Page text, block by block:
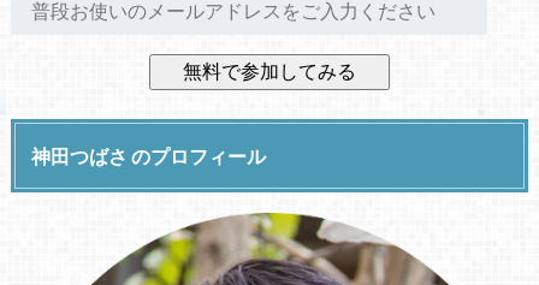
神田つばさ のプロフィール